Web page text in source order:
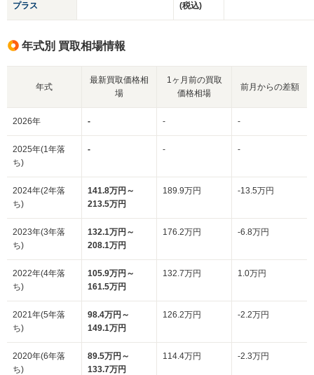
プラス
(税込)
年式別 買取相場情報
年式
最新買取価格相
場
1ヶ月前の買取
価格相場
前月からの差額
2026年 - - -
2025年(1年落
ち)
- - -
2024年(2年落
ち)
141.8万円～
213.5万円
189.9万円 -13.5万円
2023年(3年落
ち)
132.1万円～
208.1万円
176.2万円 -6.8万円
2022年(4年落
ち)
105.9万円～
161.5万円
132.7万円 1.0万円
2021年(5年落
ち)
98.4万円～
149.1万円
126.2万円 -2.2万円
2020年(6年落
ち)
89.5万円～
133.7万円
114.4万円 -2.3万円